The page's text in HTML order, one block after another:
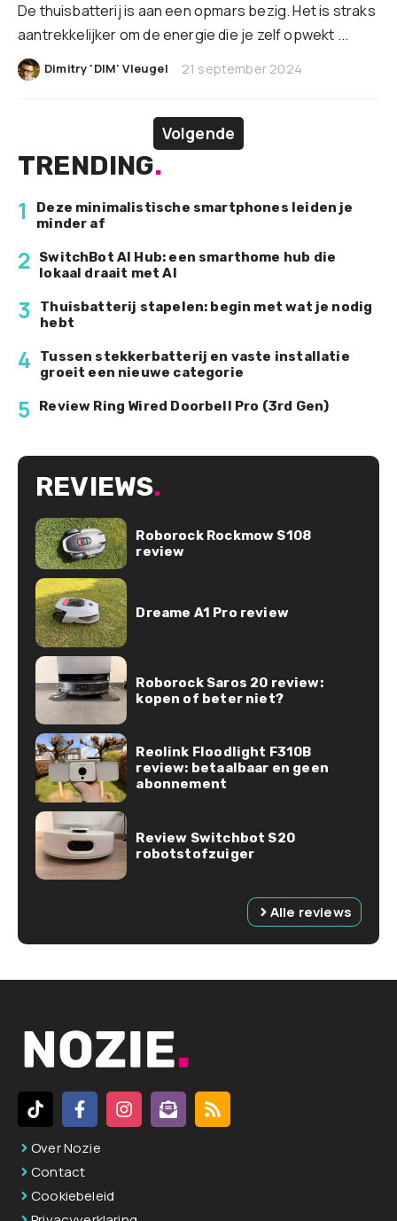
De thuisbatterij is aan een opmars bezig. Het is straks
aantrekkelijker om de energie die je zelf opwekt ...
Dimitry 'DIM' Vleugel 21 september 2024
Volgende
TRENDING.
1
Deze minimalistische smartphones leiden je
minder af
2
SwitchBot AI Hub: een smarthome hub die
lokaal draait met AI
3
Thuisbatterij stapelen: begin met wat je nodig
hebt
4
Tussen stekkerbatterij en vaste installatie
groeit een nieuwe categorie
5 Review Ring Wired Doorbell Pro (3rd Gen)
REVIEWS.
Roborock Rockmow S108
review
Dreame A1 Pro review
Roborock Saros 20 review:
kopen of beter niet?
Reolink Floodlight F310B
review: betaalbaar en geen
abonnement
Review Switchbot S20
robotstofzuiger
Alle reviews
Over Nozie
Contact
Cookiebeleid